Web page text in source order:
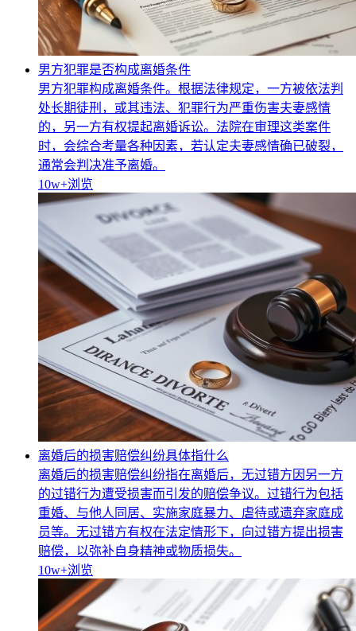
男方犯罪是否构成离婚条件
男方犯罪构成离婚条件。根据法律规定，一方被依法判
处长期徒刑，或其违法、犯罪行为严重伤害夫妻感情
的，另一方有权提起离婚诉讼。法院在审理这类案件
时，会综合考量各种因素，若认定夫妻感情确已破裂，
通常会判决准予离婚。
10w+浏览
离婚后的损害赔偿纠纷具体指什么
离婚后的损害赔偿纠纷指在离婚后，无过错方因另一方
的过错行为遭受损害而引发的赔偿争议。过错行为包括
重婚、与他人同居、实施家庭暴力、虐待或遗弃家庭成
员等。无过错方有权在法定情形下，向过错方提出损害
赔偿，以弥补自身精神或物质损失。
10w+浏览